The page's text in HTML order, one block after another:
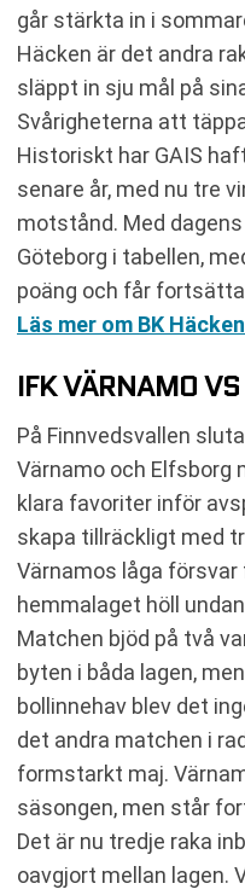
går stärkta in i
Häcken är det andra
släppt in sju mål på
Svårigheterna att
Historiskt har GAIS
senare år, med nu tre
motstånd. Med
Göteborg i tabellen,
poäng och får
Läs mer om BK
IFK VÄRNAMO
På Finnvedsvallen
Värnamo och Elfsborg
klara favoriter inför
skapa tillräckligt med
Värnamos låga försvar
hemmalaget höll
Matchen bjöd på två
byten i båda lagen,
bollinnehav blev det
det andra matchen i
formstarkt maj.
säsongen, men står
Det är nu tredje raka
oavgjort mellan lagen.